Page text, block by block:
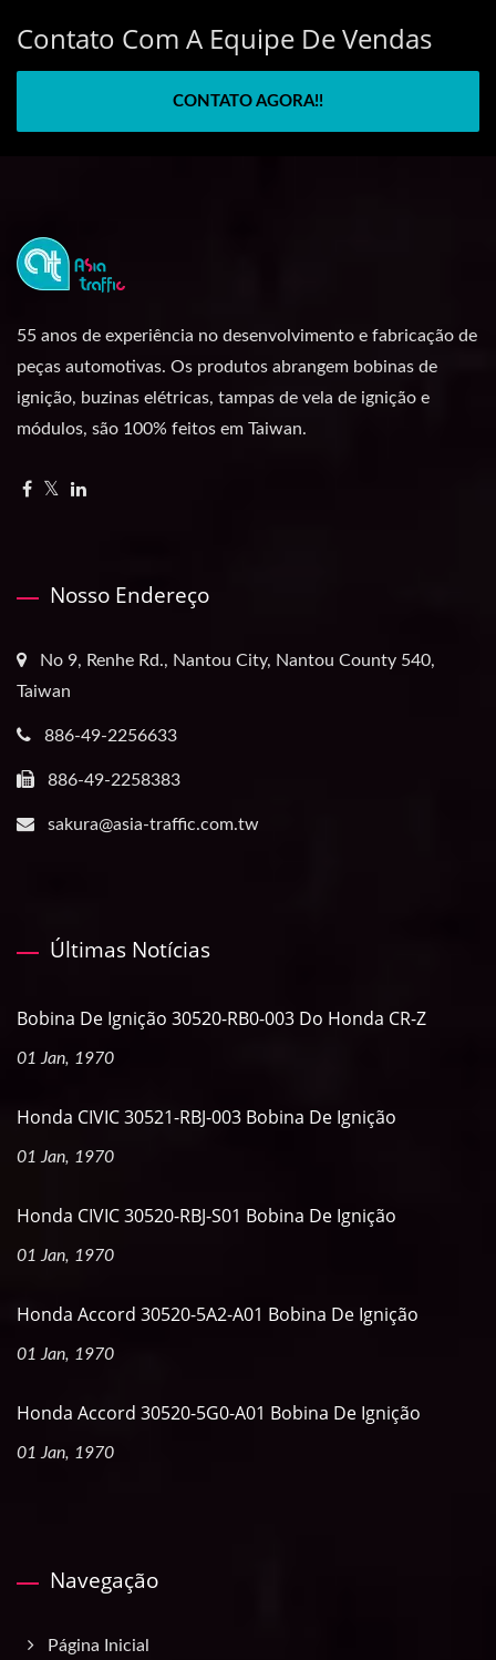
Contato Com A Equipe De Vendas
CONTATO AGORA!!
55 anos de experiência no desenvolvimento e fabricação de
peças automotivas. Os produtos abrangem bobinas de
ignição, buzinas elétricas, tampas de vela de ignição e
módulos, são 100% feitos em Taiwan.
Nosso Endereço
No 9, Renhe Rd., Nantou City, Nantou County 540,
Taiwan
886-49-2256633
886-49-2258383
sakura@asia-traffic.com.tw
Últimas Notícias
Bobina De Ignição 30520-RB0-003 Do Honda CR-Z
01 Jan, 1970
Honda CIVIC 30521-RBJ-003 Bobina De Ignição
01 Jan, 1970
Honda CIVIC 30520-RBJ-S01 Bobina De Ignição
01 Jan, 1970
Honda Accord 30520-5A2-A01 Bobina De Ignição
01 Jan, 1970
Honda Accord 30520-5G0-A01 Bobina De Ignição
01 Jan, 1970
Navegação
Página Inicial